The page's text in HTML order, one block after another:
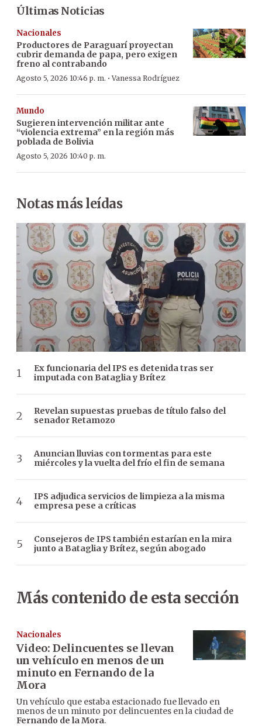
Últimas Noticias
Nacionales
Productores de Paraguarí proyectan
cubrir demanda de papa, pero exigen
freno al contrabando
Agosto 5, 2026 10:46 p. m. ·Vanessa Rodríguez
Mundo
Sugieren intervención militar ante
“violencia extrema” en la región más
poblada de Bolivia
Agosto 5, 2026 10:40 p. m.
Notas más leídas
Ex funcionaria del IPS es detenida tras ser
imputada con Bataglia y Brítez
Revelan supuestas pruebas de título falso del
senador Retamozo
Anuncian lluvias con tormentas para este
miércoles y la vuelta del frío el fin de semana
IPS adjudica servicios de limpieza a la misma
empresa pese a críticas
Consejeros de IPS también estarían en la mira
junto a Bataglia y Brítez, según abogado
Más contenido de esta sección
Nacionales
Video: Delincuentes se llevan
un vehículo en menos de un
minuto en Fernando de la
Mora
Un vehículo que estaba estacionado fue llevado en
menos de un minuto por delincuentes en la ciudad de
Fernando de la Mora.